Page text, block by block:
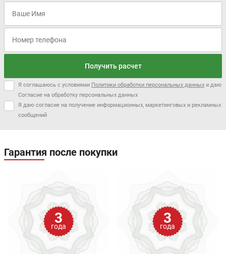
Получить расчет
Я соглашаюсь с условиями Политики обработки персональных данных и даю
Согласие на обработку персональных данных
Я даю согласие на получение информационных, маркетинговых и рекламных
сообщений
Гарантия после покупки
3
года 3
года